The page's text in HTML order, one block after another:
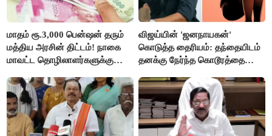
மாதம் ரூ.3,000 பென்ஷன் தரும்
மத்திய அரசின் திட்டம்! நாகை
மாவட்ட தொழிலாளர்களுக்கு
செய்தி!
விஜய்யின் 'ஜனநாயகன்'
கொடுத்த தைரியம்: தந்தையிடம்
தனக்கு நேர்ந்த கொடூரத்தை